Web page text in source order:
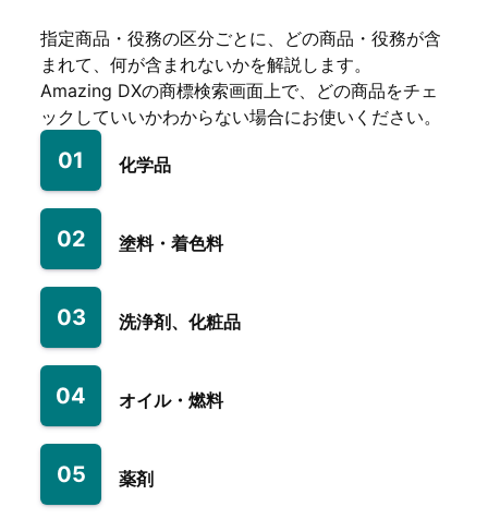
指定商品・役務の区分ごとに、どの商品・役務が含
まれて、何が含まれないかを解説します。
Amazing DXの商標検索画面上で、どの商品をチェ
ックしていいかわからない場合にお使いください。
01 化学品
02 塗料・着色料
03 洗浄剤、化粧品
04 オイル・燃料
05 薬剤